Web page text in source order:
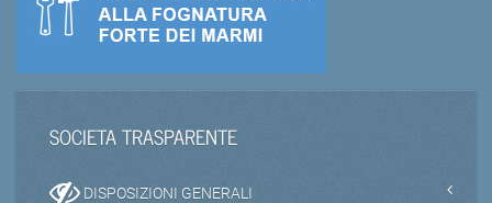
SOCIETA TRASPARENTE
DISPOSIZIONI GENERALI